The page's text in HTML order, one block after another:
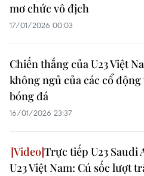
mơ chức vô địch
17/01/2026 00:03
Chiến thắng của U23 Việt
không ngủ của các cổ động
bóng đá
16/01/2026 23:37
Trực tiếp U23 Saudi
U23 Việt Nam: Cú sốc lượt